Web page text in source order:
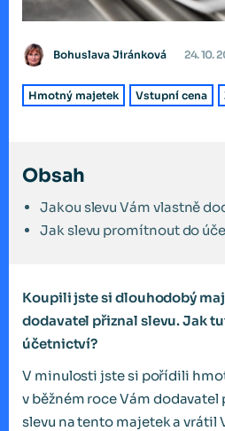
Bohuslava Jiránková 24. 10.
Hmotný majetek Vstupní cena
Obsah
Jakou slevu Vám vlastně
Jak slevu promítnout do
Koupili jste si dlouhodobý
dodavatel přiznal slevu. Jak
účetnictví?
V minulosti jste si pořídili
v běžném roce Vám
slevu na tento majetek a vrátil